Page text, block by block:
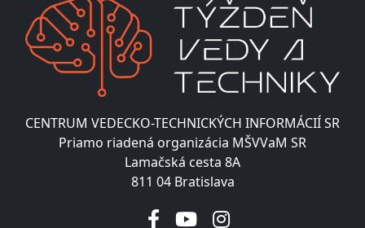
CENTRUM VEDECKO-TECHNICKÝCH INFORMÁCIÍ SR
Priamo riadená organizácia MŠVVaM SR
Lamačská cesta 8A
811 04 Bratislava